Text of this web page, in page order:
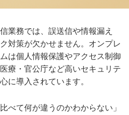
業務では、誤送信や情報漏え
対策が欠かせません。オンプレ
は個人情報保護やアクセス制御
療・官公庁など高いセキュリテ
に導入されています。
べて何が違うのかわからない」